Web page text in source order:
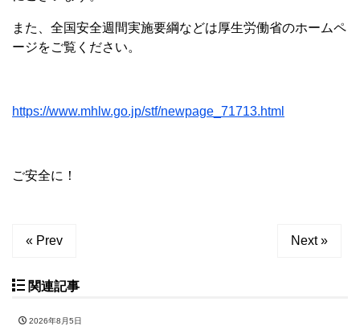
また、全国安全週間実施要綱などは厚生労働省のホームペ
ージをご覧ください。
https://www.mhlw.go.jp/stf/newpage_71713.html
ご安全に！
« Prev Next »
関連記事
2026年8月5日